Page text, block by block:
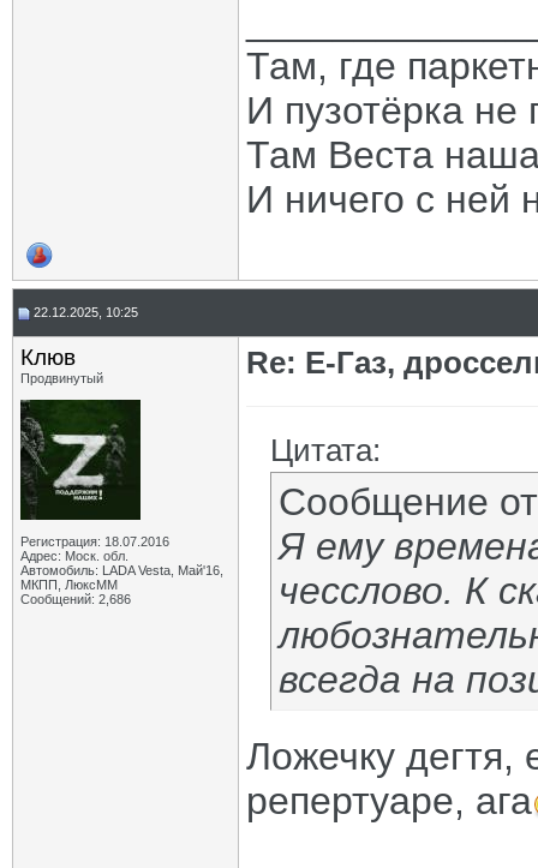
Там, где
И пузотёрка не
Там Веста
И ничего с ней
22.12.2025, 10:25
Клюв
Продвинутый
Регистрация: 18.07.2016
Адрес: Моск. обл.
Автомобиль: LADA Vesta, Май'16,
МКПП, ЛюксММ
Сообщений: 2,686
Re: Е-Газ,
Цитата:
Сообщение
Я ему
чесслово. К
всегда на
Ложечку дегтя,
репертуаре, ага